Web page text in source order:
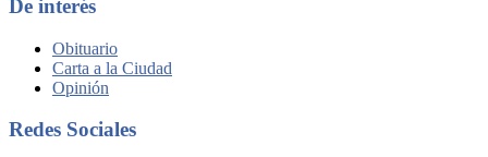
De interés
Obituario
Carta a la Ciudad
Opinión
Redes Sociales